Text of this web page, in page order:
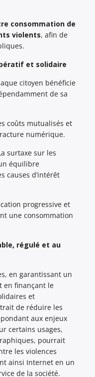
consommation de
violents, afin de
et solidaire
citoyen bénéficie
de sa
coûts mutualisés et
numérique.
surtaxe sur les
équilibre
causes d’intérêt
progressive et
une consommation
régulé et au
en garantissant un
en finançant le
et
de réduire les
aux enjeux
certains usages,
pourrait
les violences
ainsi Internet en un
de la société.